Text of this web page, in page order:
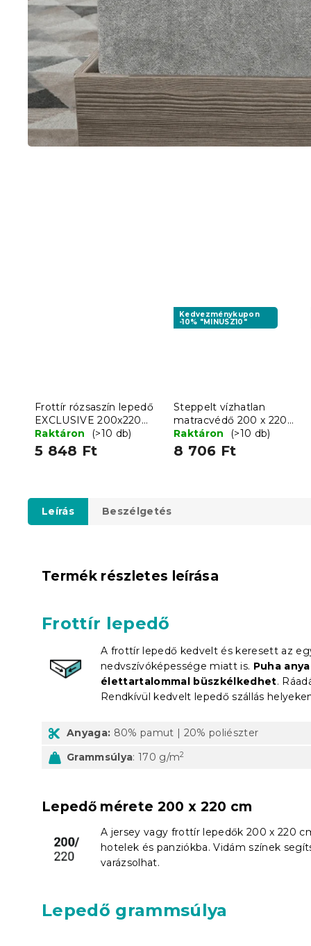
Frottír rózsaszín lepedő
EXCLUSIVE 200x220
cm
Raktáron (>10 db)
5 848 Ft
Kedvezménykupon
-10% "MINUSZ10"
Steppelt vízhatlan
matracvédő 200 x 220
cm
Raktáron (>10 db)
8 706 Ft
Leírás Beszélgetés
Termék részletes leírása
Frottír lepedő
A frottír lepedő kedvelt és keresett az
nedvszívóképessége miatt is. Puha
élettartalommal büszkélkedhet.
Rendkívül kedvelt lepedő szállás
Anyaga: 80% pamut | 20% poliészter
Grammsúlya: 170 g/m2
Lepedő mérete 200 x 220 cm
A jersey vagy frottír lepedők 200 x 220
hotelek és panziókba. Vidám színek
varázsolhat.
Lepedő grammsúlya